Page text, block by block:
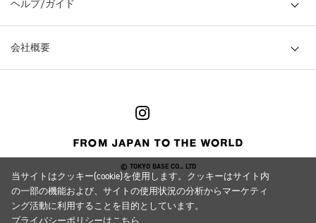
ヘルプ/ガイド
会社概要
© TOKYO BASE CO., LTD
当サイトはクッキー(cookie)を使用します。クッキーはサイト内
の一部の機能および、サイトの使用状況の分析からマーケティ
ング活動に利用することを目的としています。
プライバシーポリシーは こちら